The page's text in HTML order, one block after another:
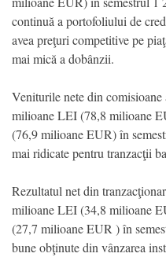
continuă a portofoliului de
avea preţuri competitive pe
mai mică a dobânzii.
Veniturile nete din comisioane
milioane LEI (78,8 milioane
(76,9 milioane EUR) în
mai ridicate pentru tranzacţii
Rezultatul net din
milioane LEI (34,8 milioane
(27,7 milioane EUR ) în
bune obţinute din vânzarea